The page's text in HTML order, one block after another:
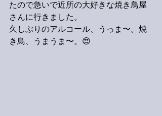
たので急いで近所の大好きな焼き鳥屋
さんに行きました。
久しぶりのアルコール、うっま〜。焼
き鳥、うまうま〜。😍